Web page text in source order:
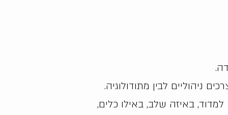
ניהוליים לבין מתודולוגיה.
באיזה שלב, באילו כלים,